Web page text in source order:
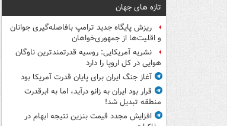
تازه های جهان
ریزش پایگاه جدید ترامپ بافاصله‌گیری جوانان
و اقلیت‌ها از جمهوری‌خواهان
نشریه آمریکایی: روسیه قدرتمندترین ناوگان
هوایی در کل اروپا را دارد
آغاز جنگ ایران برای پایان قدرت آمریکا بود
قرار بود ایران به زانو درآید، اما به ابرقدرت
منطقه تبدیل شد!
افزایش مجدد قیمت بنزین نتیجه ابهام در